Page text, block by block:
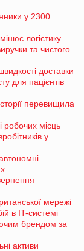
у 2300
логістику
та чистого
доставки
для пацієнтів
перевищила
робочих місць
у
мережі
в IT-системі
брендом за
активи